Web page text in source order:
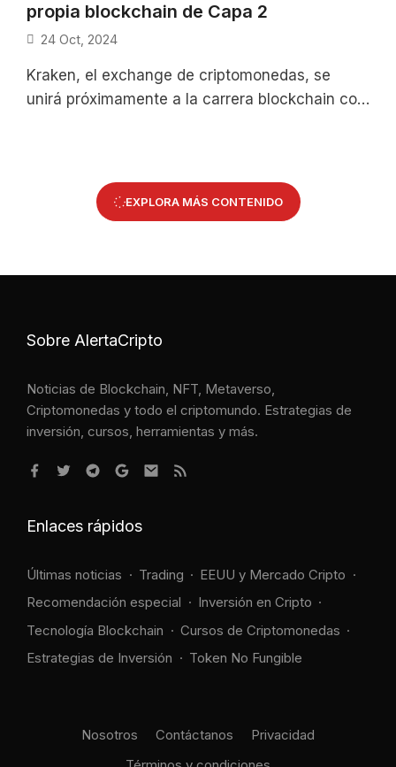
propia blockchain de Capa 2
24 Oct, 2024
Kraken, el exchange de criptomonedas, se
unirá próximamente a la carrera blockchain con
EXPLORA MÁS CONTENIDO
Sobre AlertaCripto
Noticias de Blockchain, NFT, Metaverso,
Criptomonedas y todo el criptomundo. Estrategias de
inversión, cursos, herramientas y más.
Enlaces rápidos
Últimas noticias Trading
EEUU y Mercado Cripto
Recomendación especial
Inversión en Cripto
Tecnología Blockchain
Cursos de Criptomonedas
Estrategias de Inversión
Token No Fungible
Nosotros Contáctanos
Privacidad